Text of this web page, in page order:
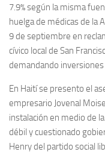
7.9% según la misma
huelga de médicas de la
9 de septiembre en
cívico local de San
demandando inversiones
En Haití se presento el
empresario Jovenal
instalación en medio de
débil y cuestionado
Henry del partido social